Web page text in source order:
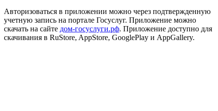
Авторизоваться в приложении можно через подтвержденную
учетную запись на портале Госуслуг. Приложение можно
скачать на сайте дом-госуслуги.рф. Приложение доступно для
скачивания в RuStore, AppStore, GooglePlay и AppGallery.